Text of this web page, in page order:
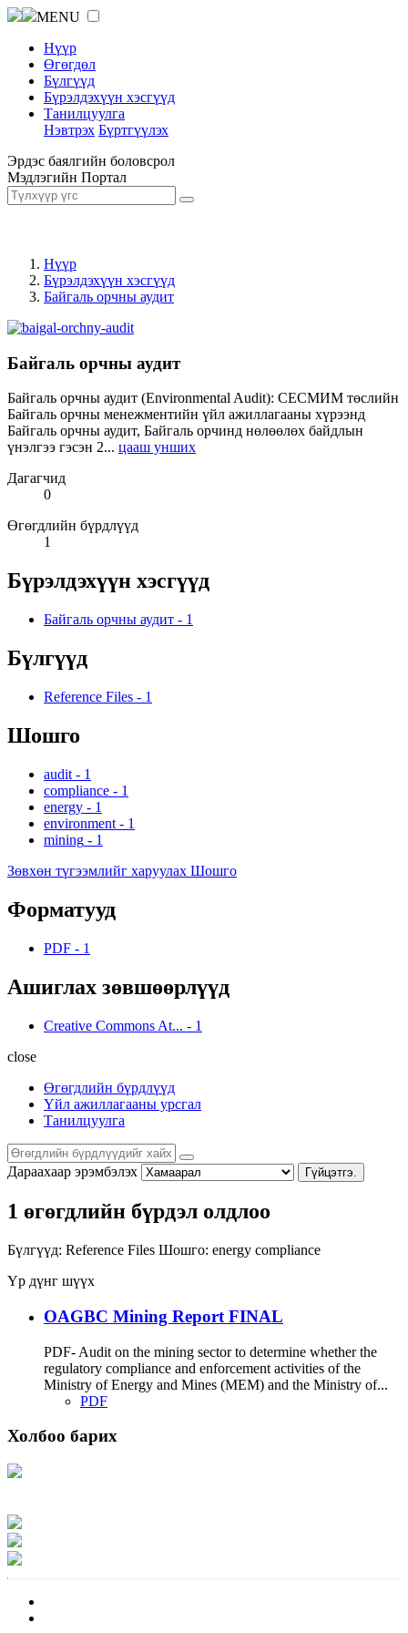
MENU
Нүүр
Өгөгдөл
Бүлгүүд
Бүрэлдэхүүн хэсгүүд
Танилцуулга
Нэвтрэх Бүртгүүлэх
Эрдэс баялгийн боловсрол
Мэдлэгийн Портал
Нүүр
Бүрэлдэхүүн хэсгүүд
Байгаль орчны аудит
Байгаль орчны аудит
Байгаль орчны аудит (Environmental Audit): СЕСМИМ төслийн
Байгаль орчны менежментийн үйл ажиллагааны хүрээнд
Байгаль орчны аудит, Байгаль орчинд нөлөөлөх байдлын
үнэлгээ гэсэн 2... цааш унших
Дагагчид
0
Өгөгдлийн бүрдлүүд
1
Бүрэлдэхүүн хэсгүүд
Байгаль орчны аудит - 1
Бүлгүүд
Reference Files - 1
Шошго
audit - 1
compliance - 1
energy - 1
environment - 1
mining - 1
Зөвхөн түгээмлийг харуулах Шошго
Форматууд
PDF - 1
Ашиглах зөвшөөрлүүд
Creative Commons At... - 1
close
Өгөгдлийн бүрдлүүд
Үйл ажиллагааны урсгал
Танилцуулга
Дараахаар эрэмбэлэх Гүйцэтгэ.
1 өгөгдлийн бүрдэл олдлоо
Бүлгүүд: Reference Files Шошго: energy compliance
Үр дүнг шүүх
OAGBC Mining Report FINAL
PDF- Audit on the mining sector to determine whether the
regulatory compliance and enforcement activities of the
Ministry of Energy and Mines (MEM) and the Ministry of...
PDF
Холбоо барих